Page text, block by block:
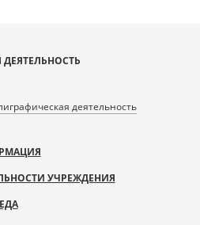
ДЕЯТЕЛЬНОСТЬ
деятельность
УЧРЕЖДЕНИЯ